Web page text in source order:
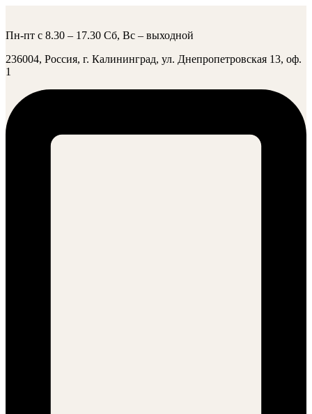
Пн-пт с 8.30 – 17.30 Сб, Вс – выходной
236004, Россия, г. Калининград, ул. Днепропетровская 13, оф.
1